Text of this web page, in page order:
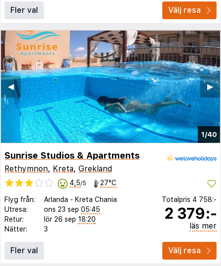
Fler val Välj resa
1/40
▶︎
◀︎
Sunrise Studios & Apartments
Rethymnon, Kreta, Grekland
4,5/5 27°C
Flyg från: Arlanda - Kreta Chania
Utresa:
ons 23 sep 05:45
Retur:
lör 26 sep 18:20
Nätter:
3
Totalpris 4 758:-
2 379:-
läs mer
Fler val Välj resa